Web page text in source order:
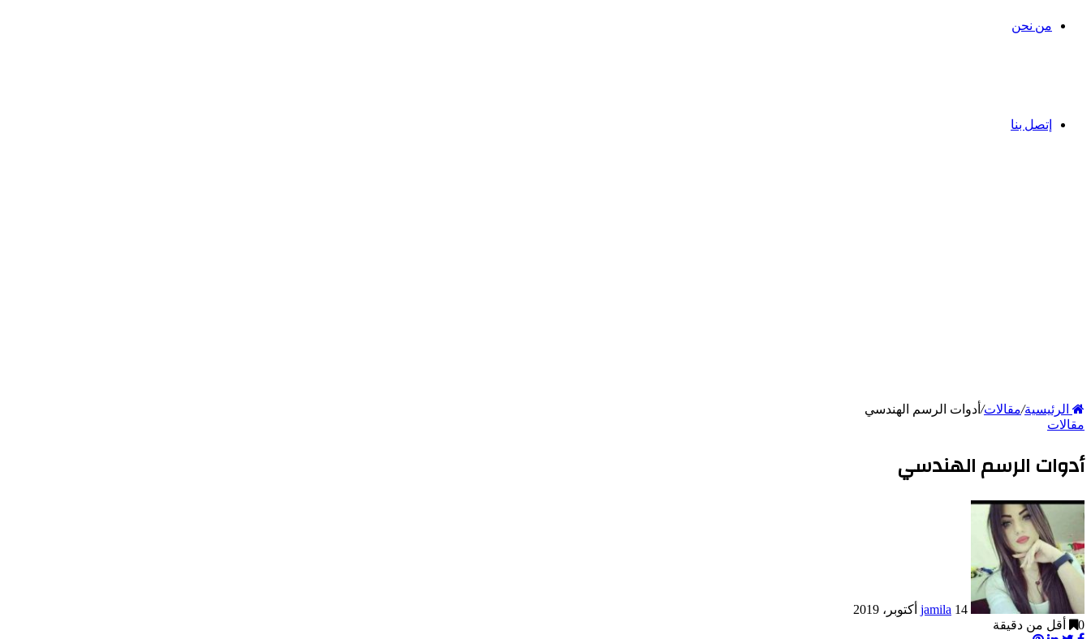
من نحن
إتصل بنا
الرئيسية/مقالات/ أدوات الرسم الهندسي
مقالات
أدوات الرسم الهندسي
jamila 14 أكتوبر، 2019
0
أقل من دقيقة